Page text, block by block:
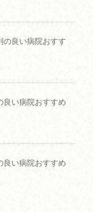
の良い病院おすす
良い病院おすすめ
良い病院おすすめ